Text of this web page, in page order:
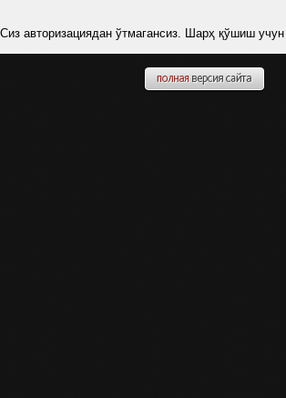
Сиз авторизациядан ўтмагансиз. Шарҳ қўшиш учун